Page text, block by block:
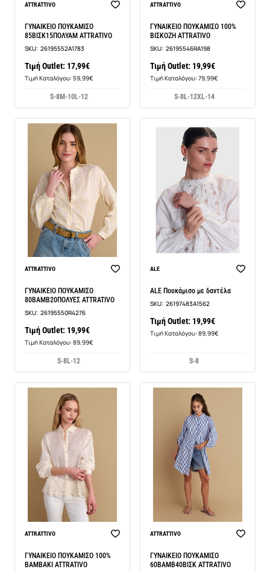
ATTRATTIVO
ΓΥΝΑΙΚΕΙΟ ΠΟΥΚΑΜΙΣΟ
85ΒΙΣΚ15ΠΟΛΥΑΜ ATTRATIVO
SKU: 26195552A1783
Τιμή Outlet: 17,99€
Τιμή Καταλόγου: 59,99€
S-8M-10L-12
ATTRATTIVO
ΓΥΝΑΙΚΕΙΟ ΠΟΥΚΑΜΙΣΟ 100%
ΒΙΣΚΟΖΗ ATTRATIVO
SKU: 26195546RA198
Τιμή Outlet: 19,99€
Τιμή Καταλόγου: 79,99€
S-8L-12XL-14
ATTRATTIVO
ΓΥΝΑΙΚΕΙΟ ΠΟΥΚΑΜΙΣΟ
80ΒΑΜΒ20ΠΟΛΥΕΣ ATTRATIVO
SKU: 26195550R4276
Τιμή Outlet: 19,99€
Τιμή Καταλόγου: 89,99€
S-8L-12
ALE
ALE Πουκάμισο με δαντέλα
SKU: 26197483A1562
Τιμή Outlet: 19,99€
Τιμή Καταλόγου: 89,99€
S-8
ATTRATTIVO
ΓΥΝΑΙΚΕΙΟ ΠΟΥΚΑΜΙΣΟ 100%
ΒΑΜΒΑΚΙ ATTRATIVO
ATTRATTIVO
ΓΥΝΑΙΚΕΙΟ ΠΟΥΚΑΜΙΣΟ
60ΒΑΜΒ40ΒΙΣΚ ATTRATIVO